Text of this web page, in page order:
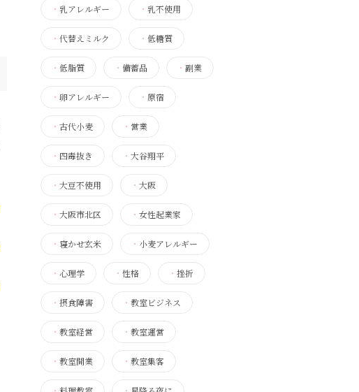
・ 乳アレルギー ・ 乳不使用
・ 代替えミルク ・ 低糖質
・ 低脂質 ・ 備蓄品 ・ 副業
・ 卵アレルギー ・ 原宿
・ 古代小麦 ・ 営業
・ 四毒抜き ・ 大谷翔平
・ 大豆不使用 ・ 大阪
・ 大阪市北区 ・ 女性起業家
・ 寝かせ玄米 ・ 小麦アレルギー
・ 心理学 ・ 性格 ・ 挫折
・ 摂食障害 ・ 教室ビジネス
・ 教室経営 ・ 教室運営
・ 教室開業 ・ 教室集客